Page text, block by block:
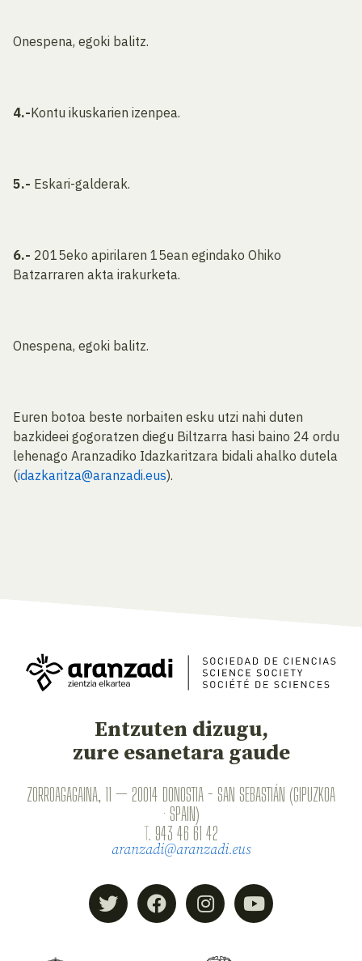
Onespena, egoki balitz.
4.-Kontu ikuskarien izenpea.
5.- Eskari-galderak.
6.- 2015eko apirilaren 15ean egindako Ohiko
Batzarraren akta irakurketa.
Onespena, egoki balitz.
Euren botoa beste norbaiten esku utzi nahi duten
bazkideei gogoratzen diegu Biltzarra hasi baino 24 ordu
lehenago Aranzadiko Idazkaritzara bidali ahalko dutela
(idazkaritza@aranzadi.eus).
Entzuten dizugu,
zure esanetara gaude
ZORROAGAGAINA, 11 — 20014 DONOSTIA - SAN SEBASTIÁN (GIPUZKOA
· SPAIN)
T. 943 46 61 42
aranzadi@aranzadi.eus